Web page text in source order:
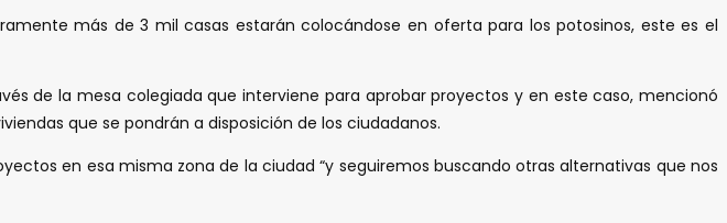
más de 3 mil casas estarán colocándose en oferta para los potosinos, este es el
de la mesa colegiada que interviene para aprobar proyectos y en este caso, mencionó
que se pondrán a disposición de los ciudadanos.
en esa misma zona de la ciudad “y seguiremos buscando otras alternativas que nos